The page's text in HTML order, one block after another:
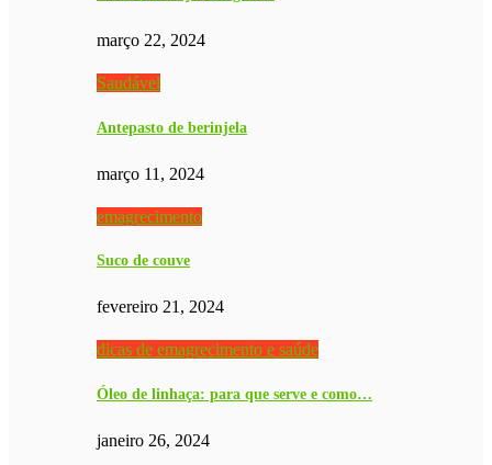
março 22, 2024
Saudável
Antepasto de berinjela
março 11, 2024
emagrecimento
Suco de couve
fevereiro 21, 2024
dicas de emagrecimento e saúde
Óleo de linhaça: para que serve e como…
janeiro 26, 2024